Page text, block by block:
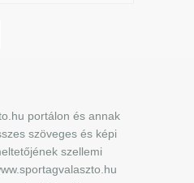
portálon és annak
szöveges és képi
szellemi